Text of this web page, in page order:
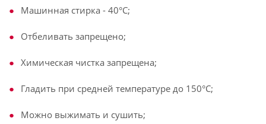
Машинная стирка - 40°C;
Отбеливать запрещено;
Химическая чистка запрещена;
Гладить при средней температуре до 150°С;
Можно выжимать и сушить;